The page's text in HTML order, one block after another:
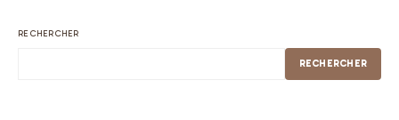
RECHERCHER
RECHERCHER